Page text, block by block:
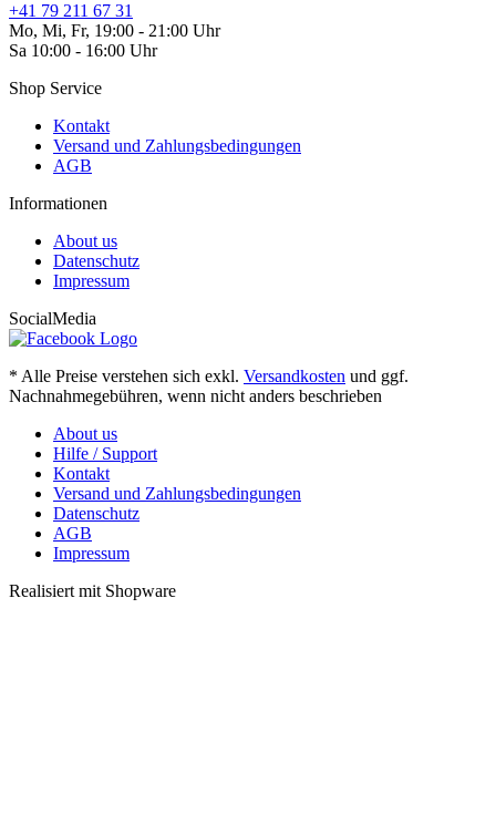
+41 79 211 67 31
Mo, Mi, Fr, 19:00 - 21:00 Uhr
Sa 10:00 - 16:00 Uhr
Shop Service
Kontakt
Versand und Zahlungsbedingungen
AGB
Informationen
About us
Datenschutz
Impressum
SocialMedia
* Alle Preise verstehen sich exkl. Versandkosten und ggf.
Nachnahmegebühren, wenn nicht anders beschrieben
About us
Hilfe / Support
Kontakt
Versand und Zahlungsbedingungen
Datenschutz
AGB
Impressum
Realisiert mit Shopware